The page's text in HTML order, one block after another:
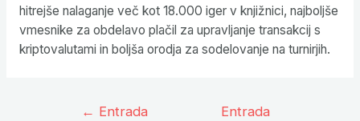
hitrejše nalaganje več kot 18.000 iger v knjižnici, najboljše
vmesnike za obdelavo plačil za upravljanje transakcij s
kriptovalutami in boljša orodja za sodelovanje na turnirjih.
Navegación
← Entrada
Entrada